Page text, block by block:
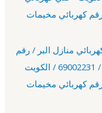
مخيمات البر / 66629504 / رقم كهربائي مخيمات
البر / 69002231 / فني كهربائي منازل البر / رقم
مخيمات البر / 66629504 / رقم كهربائي مخيمات